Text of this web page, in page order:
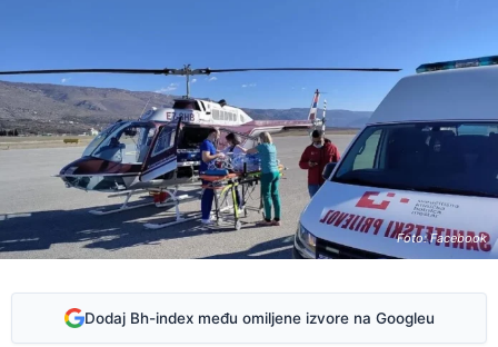
Foto: Facebook
Dodaj Bh-index među omiljene izvore na Googleu